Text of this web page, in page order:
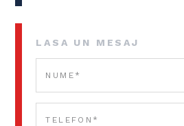
LASA UN MESAJ